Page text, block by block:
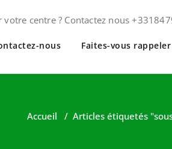
centre ? Contactez nous
nous Faites-vous rappeler
Accueil / Articles étiquetés